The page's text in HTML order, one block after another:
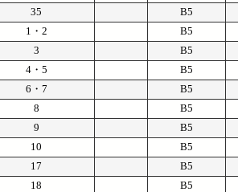
35 B5
1・2 B5
3 B5
4・5 B5
6・7 B5
8 B5
9 B5
10 B5
17 B5
18 B5